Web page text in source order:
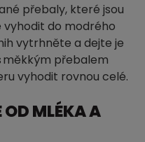
přebaly, které jsou
vyhodit do modrého
vytrhněte a dejte je
měkkým přebalem
vyhodit rovnou celé.
MLÉKA A